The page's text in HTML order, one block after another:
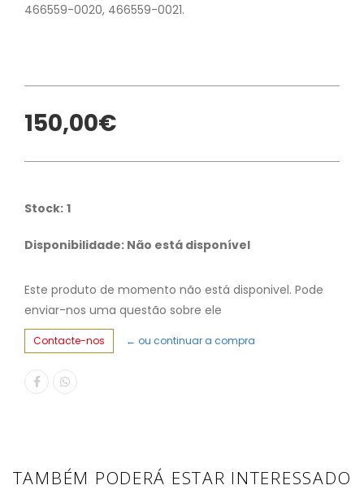
466559-0020, 466559-0021.
150,00€
Stock: 1
Disponibilidade: Não está disponível
Este produto de momento não está disponivel. Pode
enviar-nos uma questão sobre ele
Contacte-nos ← ou continuar a compra
TAMBÉM PODERÁ ESTAR INTERESSADO